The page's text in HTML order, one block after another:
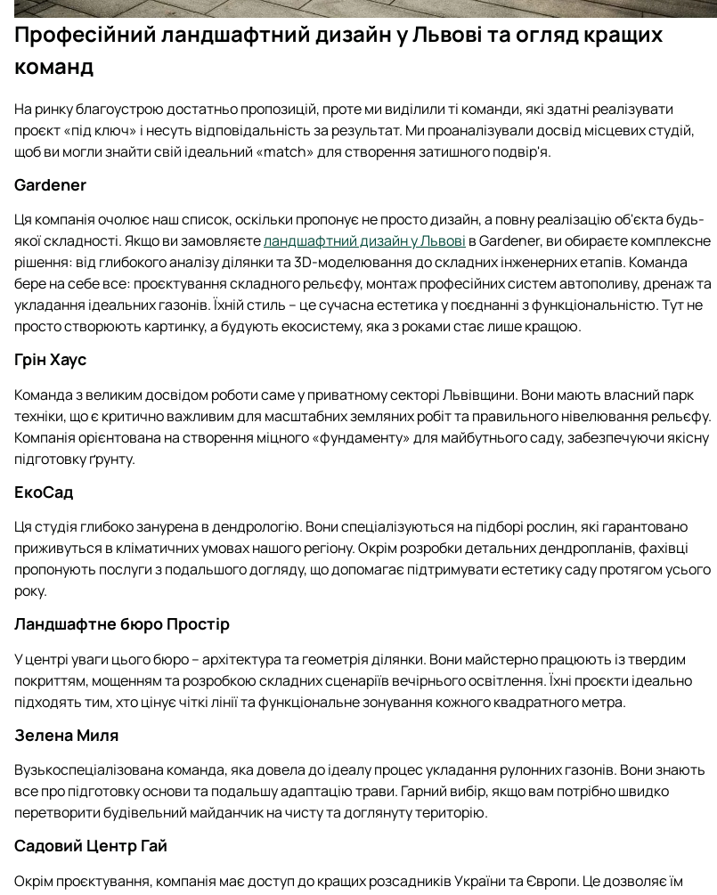
Професійний ландшафтний дизайн у Львові та огляд кращих
команд
На ринку благоустрою достатньо пропозицій, проте ми виділили ті команди, які здатні реалізувати
проєкт «під ключ» і несуть відповідальність за результат. Ми проаналізували досвід місцевих студій,
щоб ви могли знайти свій ідеальний «match» для створення затишного подвір'я.
Gardener
Ця компанія очолює наш список, оскільки пропонує не просто дизайн, а повну реалізацію об'єкта будь-
якої складності. Якщо ви замовляєтеландшафтний дизайн у Львові в Gardener, ви обираєте комплексне
рішення: від глибокого аналізу ділянки та 3D-моделювання до складних інженерних етапів. Команда
бере на себе все: проєктування складного рельєфу, монтаж професійних систем автополиву, дренаж та
укладання ідеальних газонів. Їхній стиль – це сучасна естетика у поєднанні з функціональністю. Тут не
просто створюють картинку, а будують екосистему, яка з роками стає лише кращою.
Грін Хаус
Команда з великим досвідом роботи саме у приватному секторі Львівщини. Вони мають власний парк
техніки, що є критично важливим для масштабних земляних робіт та правильного нівелювання рельєфу.
Компанія орієнтована на створення міцного «фундаменту» для майбутнього саду, забезпечуючи якісну
підготовку ґрунту.
ЕкоСад
Ця студія глибоко занурена в дендрологію. Вони спеціалізуються на підборі рослин, які гарантовано
приживуться в кліматичних умовах нашого регіону. Окрім розробки детальних дендропланів, фахівці
пропонують послуги з подальшого догляду, що допомагає підтримувати естетику саду протягом усього
року.
Ландшафтне бюро Простір
У центрі уваги цього бюро – архітектура та геометрія ділянки. Вони майстерно працюють із твердим
покриттям, мощенням та розробкою складних сценаріїв вечірнього освітлення. Їхні проєкти ідеально
підходять тим, хто цінує чіткі лінії та функціональне зонування кожного квадратного метра.
Зелена Миля
Вузькоспеціалізована команда, яка довела до ідеалу процес укладання рулонних газонів. Вони знають
все про підготовку основи та подальшу адаптацію трави. Гарний вибір, якщо вам потрібно швидко
перетворити будівельний майданчик на чисту та доглянуту територію.
Садовий Центр Гай
Окрім проєктування, компанія має доступ до кращих розсадників України та Європи. Це дозволяє їм